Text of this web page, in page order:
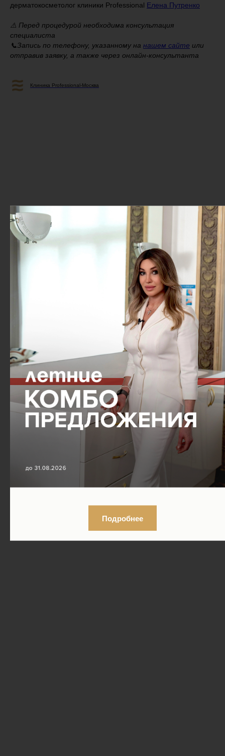
дерматокосметолог клиники Professional Елена Путренко
⚠️ Перед процедурой необходима консультация
специалиста
📞Запись по телефону, указанному на нашем сайте или
отправив заявку, а также через онлайн-консультанта
Клиника Professional-Москва
Подробнее